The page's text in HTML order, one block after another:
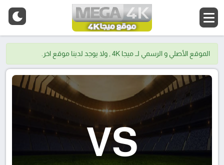
الموقع الأصلي و الرسمي لــ ميجا 4K , ولا يوجد لدينا موقع اخر.
VS